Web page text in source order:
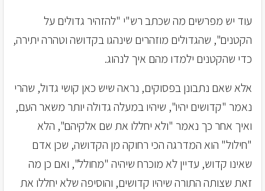
עוד יש מפרשים מה שכתב רש"י "להזהיר גדולים על
הקטנים", שהגדולים מוזהרים שינהגו בקדושה וטהרה יתירה,
כדי שהקטנים ילמדו מהם איך לנהוג.
אלא שאם נתבונן בפסוקים, נראה שיש כאן קושי גדול, שהרי
נאמר "קדושים יהיו", שיהיו במעלה גדולה יותר משאר העם,
ואיך אחר כך נאמר "ולא יחללו את שם אלקיהם", הלא
"חילול" הוא המדרגה הכי רחוקה מן הקדושה, שכן אדם
שאינו קדוש, עדיין לא מוכרח שיהיה "מחולל", ואם כן מה
זאת שצותה התורה שיהיו קדושים, והוסיפה שלא יחללו את